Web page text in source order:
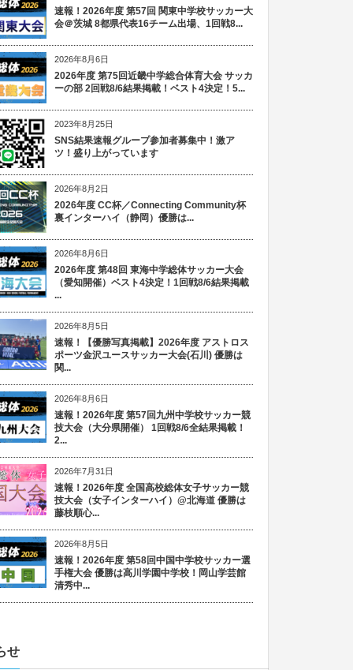
速報！2026年度 第57回 関東中学校サッカー大
会＠茨城 8都県代表16チーム出場、1回戦8...
2026年8月6日
2026年度 第75回近畿中学総合体育大会 サッカ
ーの部 2回戦8/6結果掲載！ベスト4決定！5...
2023年8月25日
SNS結果速報グループ参加者募集中！激ア
ツ！盛り上がっています
2026年8月2日
2026年度 CC杯／Connecting Community杯
裏インターハイ（静岡）優勝は...
2026年8月6日
2026年度 第48回 東海中学総体サッカー大会
（愛知開催）ベスト4決定！1回戦8/6結果掲載
...
2026年8月5日
速報！【優勝写真掲載】2026年度 アストロス
ポーツ金沢ユースサッカー大会(石川) 優勝は
関...
2026年8月6日
速報！2026年度 第57回九州中学校サッカー競
技大会（大分県開催） 1回戦8/6全結果掲載！
2...
2026年7月31日
速報！2026年度 全国高校総体女子サッカー競
技大会（女子インターハイ）@北海道 優勝は
藤枝順心...
2026年8月5日
速報！2026年度 第58回中国中学校サッカー選
手権大会 優勝は高川学園中学校！岡山学芸館
清秀中...
せ